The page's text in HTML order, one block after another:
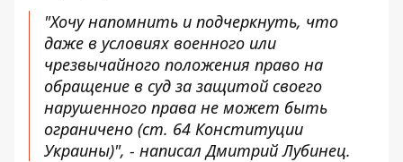
"Хочу напомнить и подчеркнуть, что
даже в условиях военного или
чрезвычайного положения право на
обращение в суд за защитой своего
нарушенного права не может быть
ограничено (ст. 64 Конституции
Украины)", - написал Дмитрий Лубинец.